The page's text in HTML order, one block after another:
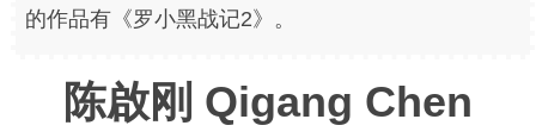
的作品有《罗小黑战记2》。
陈啟刚 Qigang Chen